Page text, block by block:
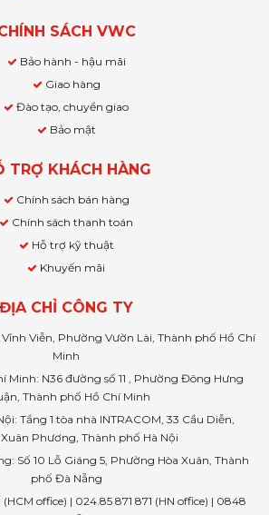
SÁCH VWC
Bảo hành - hậu mãi
Giao hàng
Đào tạo, chuyển giao
Bảo mật
TRỢ KHÁCH HÀNG
Chính sách bán hàng
Chính sách thanh toán
Hỗ trợ kỹ thuật
Khuyến mãi
ĐỊA CHỈ CÔNG TY
Vĩnh Viễn, Phường Vườn Lài, Thành phố Hồ Chí
Minh
Minh: N36 đường số 11 , Phường Đông Hưng
Thành phố Hồ Chí Minh
Tầng 1 tòa nhà INTRACOM, 33 Cầu Diễn,
Phương, Thành phố Hà Nội
Số 10 Lỗ Giáng 5, Phường Hòa Xuân, Thành
phố Đà Nẵng
office) | 024.85 871 871 (HN office) | 0848